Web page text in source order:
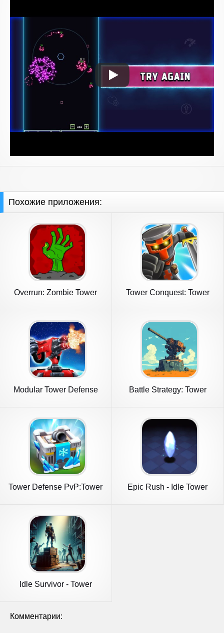
Похожие приложения:
Overrun: Zombie Tower
Tower Conquest: Tower
Modular Tower Defense
Battle Strategy: Tower
Tower Defense PvP:Tower
Epic Rush - Idle Tower
Idle Survivor - Tower
Комментарии: